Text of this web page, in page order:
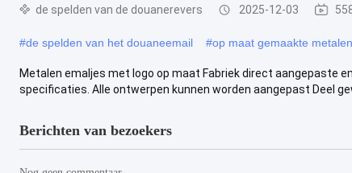
de spelden van de douanerevers 2025-12-03
#de spelden van het douaneemail #op maat gemaakte
Metalen emaljes met logo op maat Fabriek direct aangepaste
specificaties. Alle ontwerpen kunnen worden aangepast Deel
Berichten van bezoekers